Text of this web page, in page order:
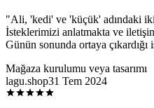
"Ali, 'kedi' ve 'küçük' adındaki
İsteklerimizi anlatmakta ve
Günün sonunda ortaya
Mağaza kurulumu veya tasarımı
lagu.shop31 Tem 2024